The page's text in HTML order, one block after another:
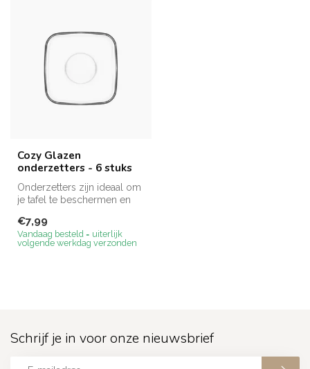
Cozy Glazen
onderzetters - 6 stuks
Onderzetters zijn ideaal om
je tafel te beschermen en
€7,99
Vandaag besteld = uiterlijk
volgende werkdag verzonden
Schrijf je in voor onze nieuwsbrief